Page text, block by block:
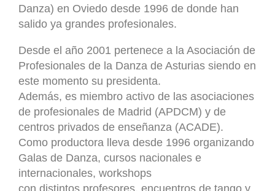
Danza) en Oviedo desde 1996 de donde han
salido ya grandes profesionales.
Desde el año 2001 pertenece a la Asociación de
Profesionales de la Danza de Asturias siendo en
este momento su presidenta.
Además, es miembro activo de las asociaciones
de profesionales de Madrid (APDCM) y de
centros privados de enseñanza (ACADE).
Como productora lleva desde 1996 organizando
Galas de Danza, cursos nacionales e
internacionales, workshops
con distintos profesores, encuentros de tango y